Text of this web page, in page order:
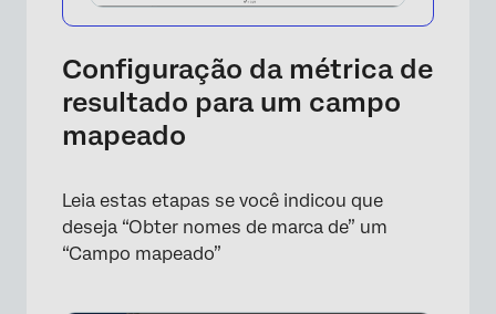
Configuração da métrica de
resultado para um campo
mapeado
Leia estas etapas se você indicou que
deseja “Obter nomes de marca de” um
“Campo mapeado”